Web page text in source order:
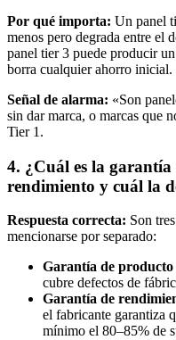
Por qué importa: Un panel
menos pero degrada entre el
panel tier 3 puede producir
borra cualquier ahorro inicial.
Señal de alarma: «Son
sin dar marca, o marcas que
Tier 1.
4. ¿Cuál es la
rendimiento y cuál la
Respuesta correcta: Son
mencionarse por separado:
Garantía de producto
cubre defectos de
Garantía de
el fabricante garantiza
mínimo el 80–85% de